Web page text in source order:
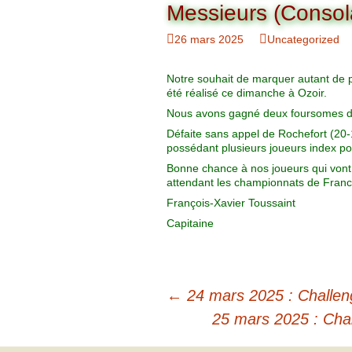
Organigramme
Commission Loisirs
Commission Sportive
Couronne
Brut Dames Novembre
Février
Juin
Messieurs
26 mars 2025 Uncategorized
Notre souhait de marquer autant de
été réalisé ce dimanche à Ozoir.
Nous avons gagné deux foursomes
Défaite sans appel de Rochefort
possédant plusieurs joueurs index
Bonne chance à nos joueurs qui
attendant les championnats de
François-Xavier Toussaint
Capitaine
← 24 mars 2025 :
25 mars 2025 :